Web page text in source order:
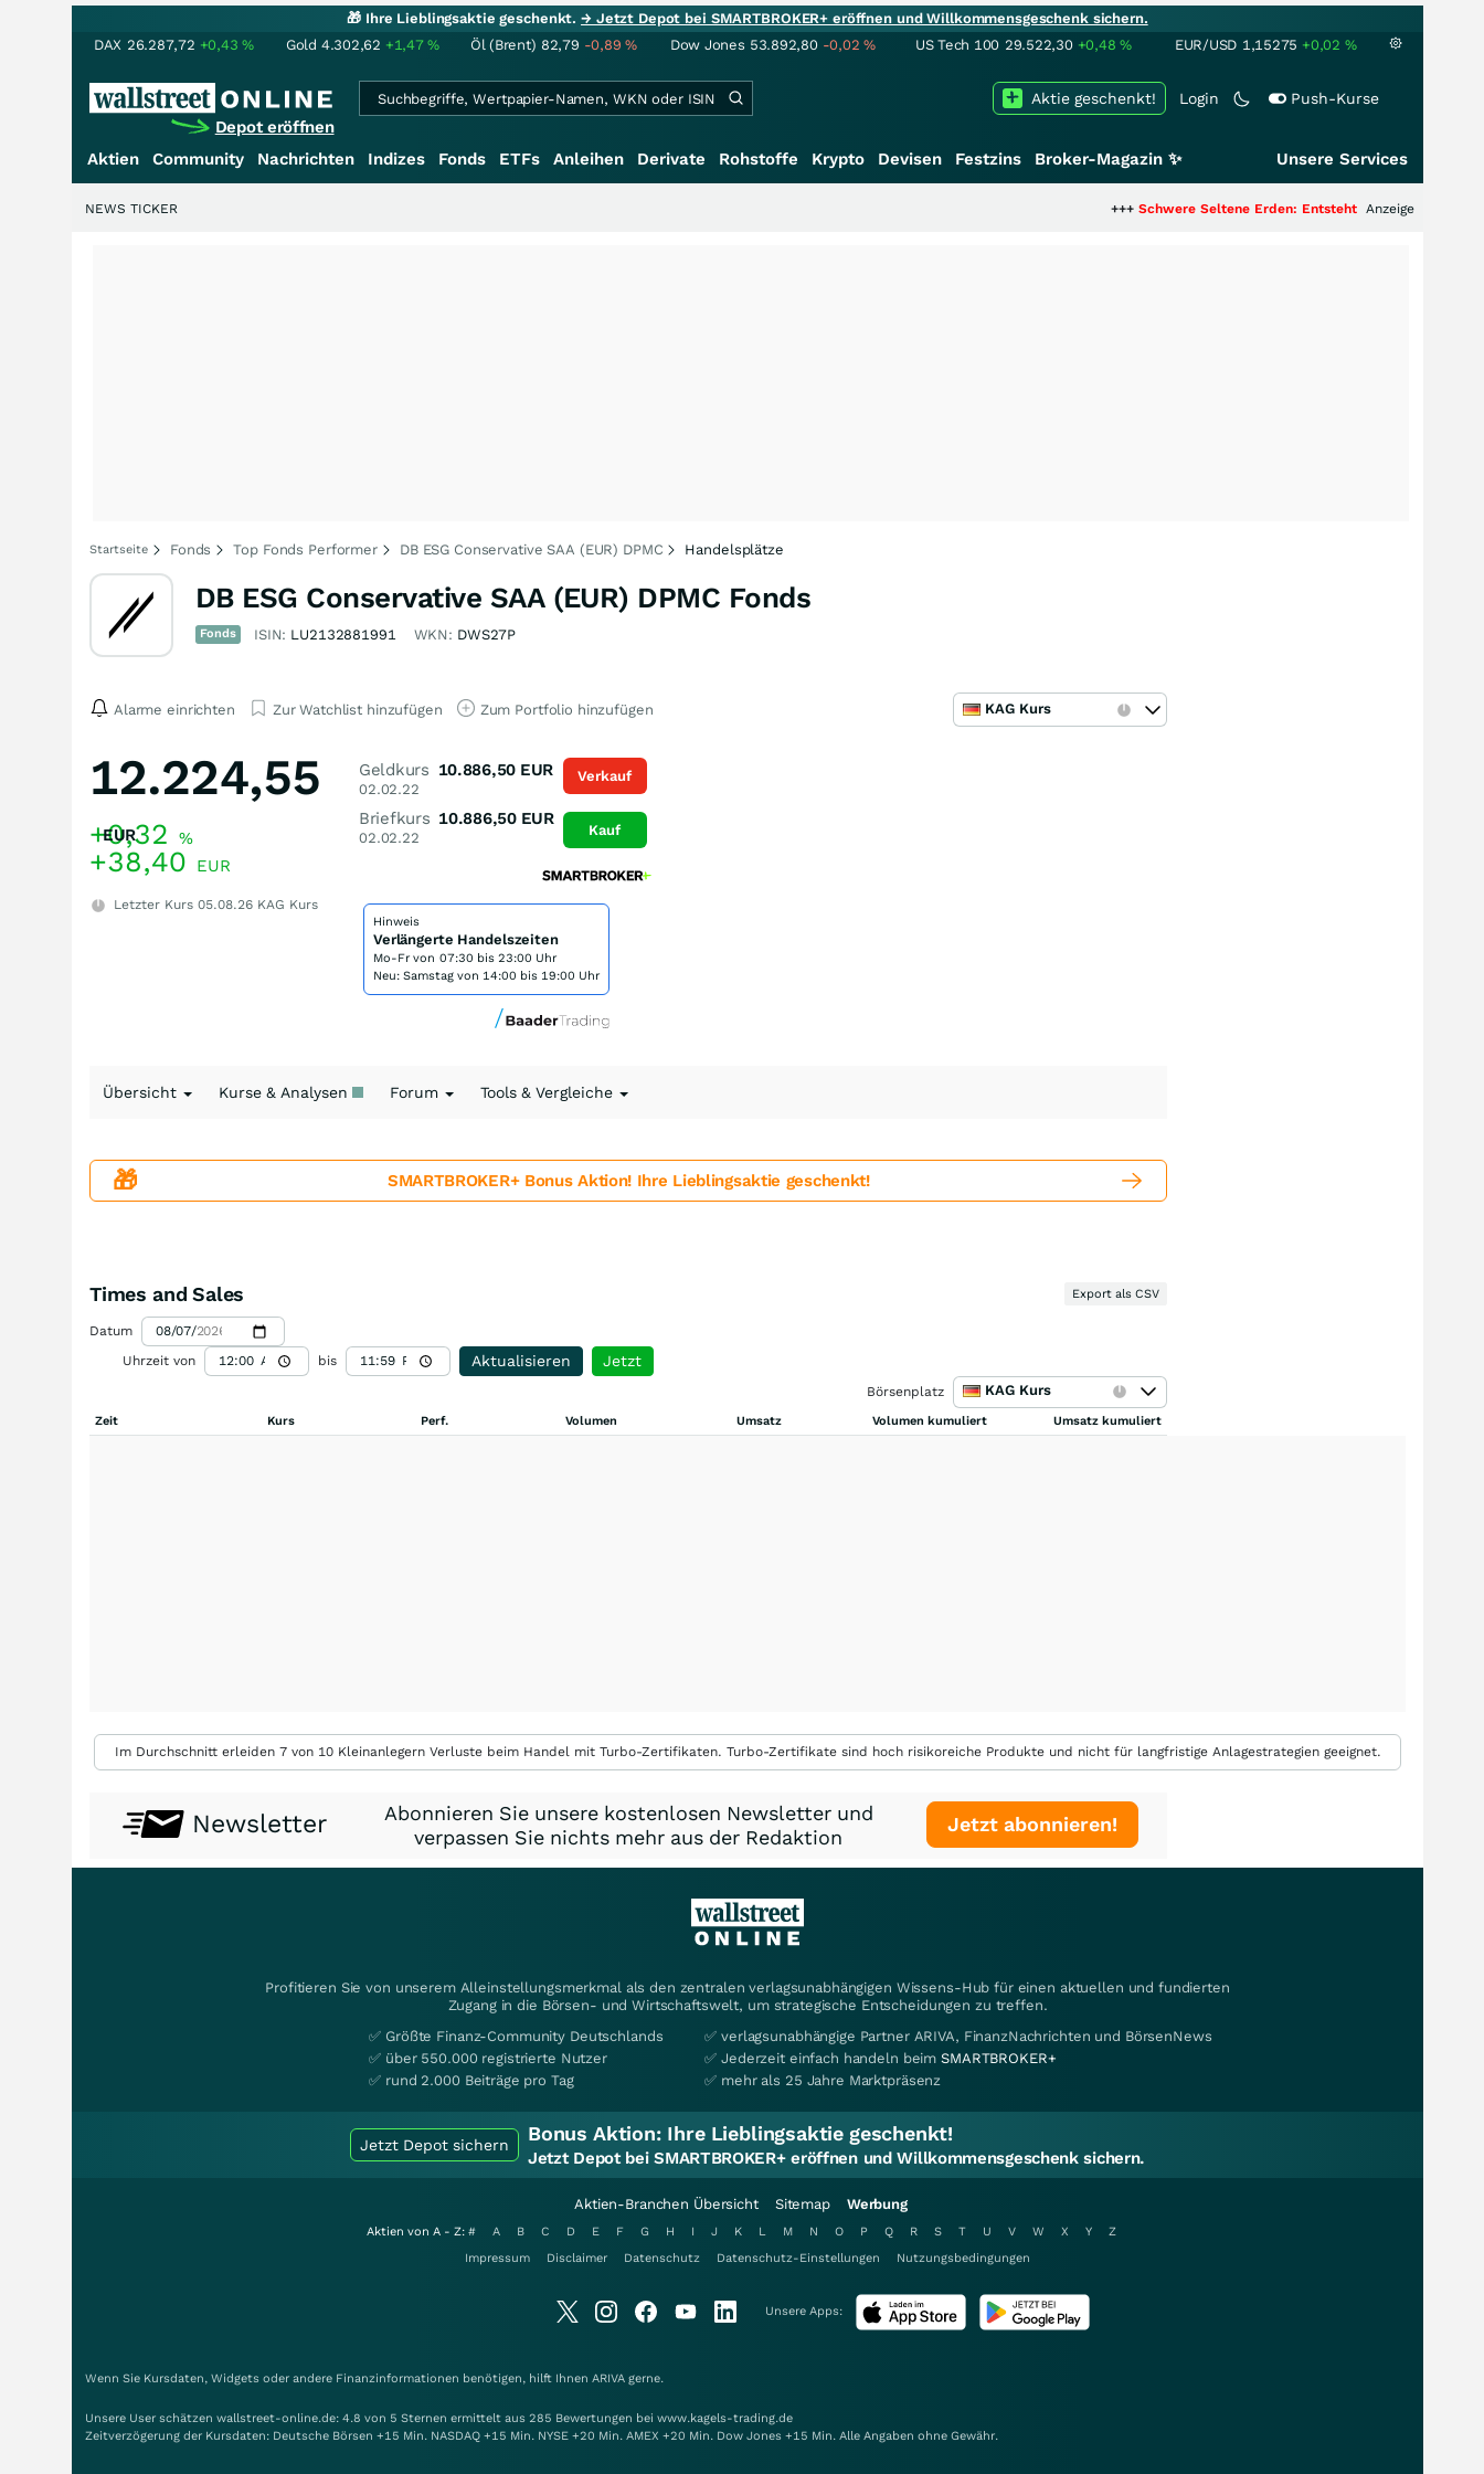
🎁 Ihre Lieblingsaktie geschenkt.→ Jetzt Depot bei SMARTBROKER+ eröffnen und Willkommensgeschenk sichern.
DAX 26.287,72 +0,43% Gold 4.302,62 +1,47% Öl (Brent) 82,79 -0,89% Dow Jones 53.892,80 -0,02% US Tech 100 29.522,30 +0,48% EUR/USD 1,15275 +0,02 %
Depot eröffnen
Login Push-Kurse
Aktie geschenkt!
Aktien Community Nachrichten Indizes Fonds ETFs Anleihen Derivate Rohstoffe Krypto Devisen Festzins Broker-Magazin ✨ Unsere Services
Schwere Seltene Erden: Entsteht hier die nächste
Anzeige
NEWS TICKER
Startseite Fonds Top Fonds Performer DB ESG Conservative SAA (EUR) DPMC Handelsplätze
DB ESG Conservative SAA (EUR) DPMC Fonds
Fonds ISIN: LU2132881991 WKN: DWS27P
Alarme einrichten Zur Watchlist hinzufügen Zum Portfolio hinzufügen KAG Kurs
12.224,55
EUR
+0,32 %
+38,40 EUR
Letzter Kurs 05.08.26 KAG Kurs
Geldkurs
02.02.22
10.886,50 EUR
Briefkurs
02.02.22
10.886,50 EUR
Verkauf
Kauf
Hinweis
Verlängerte Handelszeiten
Mo-Fr von 07:30 bis 23:00 Uhr
Neu: Samstag von 14:00 bis 19:00 Uhr
Übersicht Kurse & Analysen Forum Tools & Vergleiche
🎁 SMARTBROKER+ Bonus Aktion! Ihre Lieblingsaktie geschenkt!
Times and Sales Export als CSV
Datum
Uhrzeit von
bis Aktualisieren Jetzt
Börsenplatz KAG Kurs
Zeit Kurs Perf. Volumen Umsatz Volumen kumuliert Umsatz kumuliert
Im Durchschnitt erleiden 7 von 10 Kleinanlegern Verluste beim Handel mit Turbo-Zertifikaten. Turbo-Zertifikate sind hoch risikoreiche Produkte und nicht für langfristige Anlagestrategien geeignet.
Newsletter
Abonnieren Sie unsere kostenlosen Newsletter und
verpassen Sie nichts mehr aus der Redaktion
Jetzt abonnieren!
Profitieren Sie von unserem Alleinstellungsmerkmal als den zentralen verlagsunabhängigen Wissens-Hub für einen aktuellen und fundierten
Zugang in die Börsen- und Wirtschaftswelt, um strategische Entscheidungen zu treffen.
✅ Größte Finanz-Community Deutschlands
✅ über 550.000 registrierte Nutzer
✅ rund 2.000 Beiträge pro Tag
✅ verlagsunabhängige Partner ARIVA, FinanzNachrichten und BörsenNews
✅ Jederzeit einfach handeln beimSMARTBROKER+
✅ mehr als 25 Jahre Marktpräsenz
Jetzt Depot sichern Bonus Aktion: Ihre Lieblingsaktie geschenkt!
Jetzt Depot bei SMARTBROKER+ eröffnen und Willkommensgeschenk sichern.
Aktien-Branchen Übersicht Sitemap Werbung
Aktien von A - Z: # A B C D E F G H I J K L M N O P Q R S T U V W X Y
Z
Impressum
Disclaimer Datenschutz Datenschutz-Einstellungen Nutzungsbedingungen
Unsere Apps:
Wenn Sie Kursdaten, Widgets oder andere Finanzinformationen benötigen, hilft Ihnen ARIVA gerne.
Unsere User schätzen wallstreet-online.de: 4.8 von 5 Sternen ermittelt aus 285 Bewertungen bei www.kagels-trading.de
Zeitverzögerung der Kursdaten: Deutsche Börsen +15 Min. NASDAQ +15 Min. NYSE +20 Min. AMEX +20 Min. Dow Jones +15 Min. Alle Angaben ohne Gewähr.